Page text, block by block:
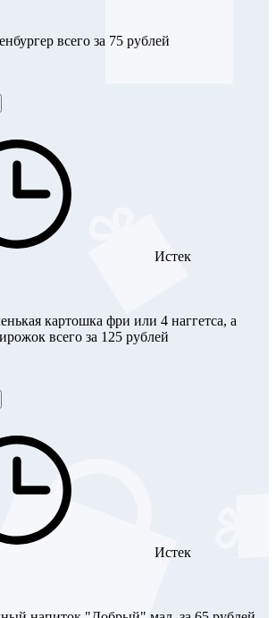
всего за 75 рублей
Истек
картошка фри или 4 наггетса, а
всего за 125 рублей
Истек